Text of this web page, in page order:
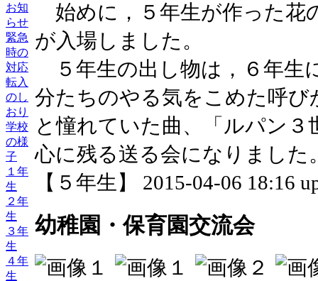
お知
らせ
緊急
時の
対応
転入
のし
おり
学校
の様
子
１年
生
２年
生
３年
生
４年
生
始めに，５年生が作った花
が入場しました。
５年生の出し物は，６年生
分たちのやる気をこめた呼
と憧れていた曲、「ルパン
心に残る送る会になりました
【５年生】 2015-04-06 18:16
幼稚園・保育園交流会